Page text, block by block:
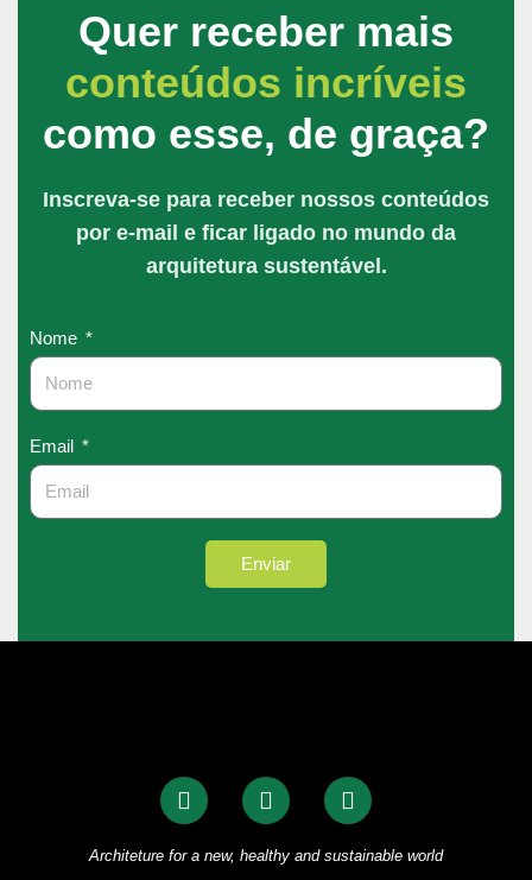
Quer receber mais
conteúdos incríveis
como esse, de graça?
Inscreva-se para receber nossos conteúdos
por e-mail e ficar ligado no mundo da
arquitetura sustentável.
Nome
Email
Enviar
Architeture for a new, healthy and sustainable world